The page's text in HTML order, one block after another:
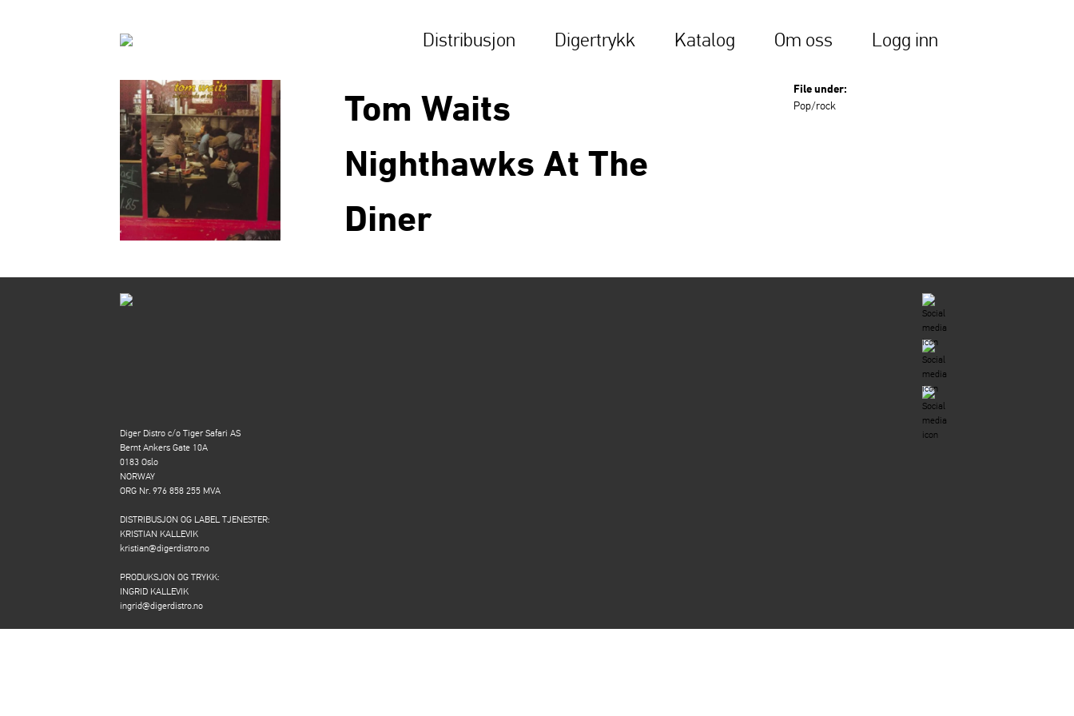
Distribusjon Digertrykk Katalog Om oss Logg inn
Tom Waits
Nighthawks At The
Diner
File under:
Pop/rock
Diger Distro c/o Tiger Safari AS
Bernt Ankers Gate 10A
0183 Oslo
NORWAY
ORG Nr. 976 858 255 MVA
DISTRIBUSJON OG LABEL TJENESTER:
KRISTIAN KALLEVIK
kristian@digerdistro.no
PRODUKSJON OG TRYKK:
INGRID KALLEVIK
ingrid@digerdistro.no